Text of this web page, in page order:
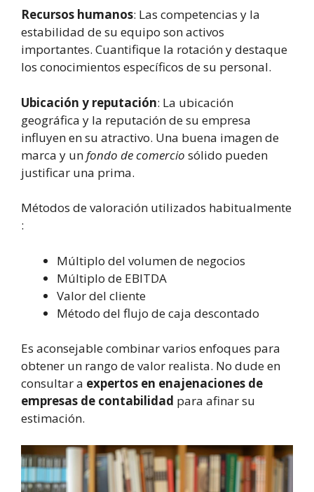
Recursos humanos: Las competencias y la
estabilidad de su equipo son activos
importantes. Cuantifique la rotación y destaque
los conocimientos específicos de su personal.
Ubicación y reputación: La ubicación
geográfica y la reputación de su empresa
influyen en su atractivo. Una buena imagen de
marca y unfondo de comercio sólido pueden
justificar una prima.
Métodos de valoración utilizados habitualmente
:
Múltiplo del volumen de negocios
Múltiplo de EBITDA
Valor del cliente
Método del flujo de caja descontado
Es aconsejable combinar varios enfoques para
obtener un rango de valor realista. No dude en
consultar a expertos en enajenaciones de
empresas de contabilidad para afinar su
estimación.